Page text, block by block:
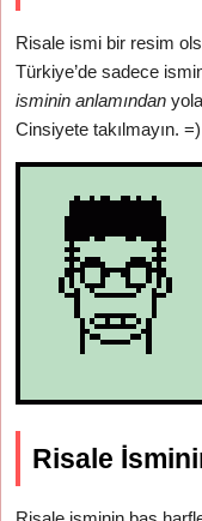
Risale ismi bir resim
Türkiye’de sadece
isminin anlamından
Cinsiyete takılmayın. =)
Risale